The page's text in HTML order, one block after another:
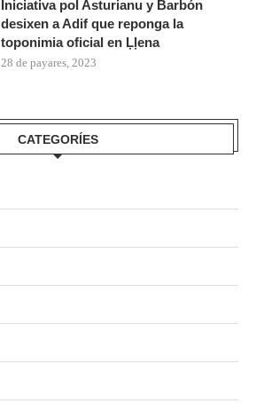
Iniciativa pol Asturianu y Barbón
desixen a Adif que reponga la
toponimia oficial en Ḷḷena
28 de payares, 2023
CATEGORÍES